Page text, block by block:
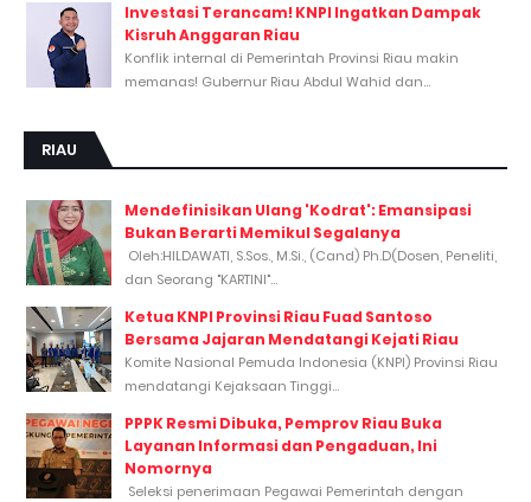
Investasi Terancam! KNPI Ingatkan Dampak
Kisruh Anggaran Riau
Konflik internal di Pemerintah Provinsi Riau makin
memanas! Gubernur Riau Abdul Wahid dan...
RIAU
Mendefinisikan Ulang 'Kodrat': Emansipasi
Bukan Berarti Memikul Segalanya
Oleh:HILDAWATI, S.Sos., M.Si., (Cand) Ph.D(Dosen, Peneliti,
dan Seorang "KARTINI"...
Ketua KNPI Provinsi Riau Fuad Santoso
Bersama Jajaran Mendatangi Kejati Riau
Komite Nasional Pemuda Indonesia (KNPI) Provinsi Riau
mendatangi Kejaksaan Tinggi...
PPPK Resmi Dibuka, Pemprov Riau Buka
Layanan Informasi dan Pengaduan, Ini
Nomornya
Seleksi penerimaan Pegawai Pemerintah dengan